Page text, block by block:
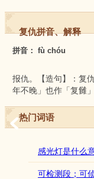
复仇拼音、解释
拼音： fù chóu
报仇。【造句】：复
年不晚」也作「复雠
热门词语
感光灯是什么
可检测段；可